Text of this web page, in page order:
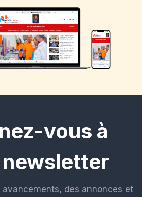
vous à
avancements, des annonces et